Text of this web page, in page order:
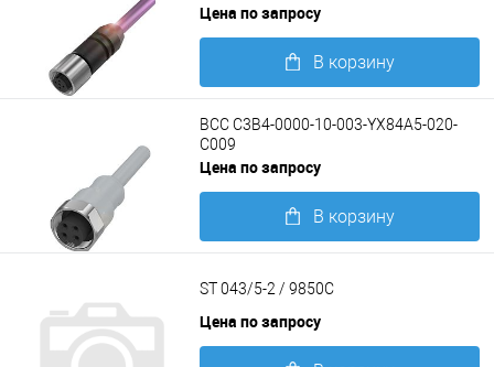
Цена по запросу
В корзину
Подробнее
BCC C3B4-0000-10-003-YX84A5-020-
C009
Цена по запросу
В корзину
ST 043/5-2 / 9850C
Цена по запросу